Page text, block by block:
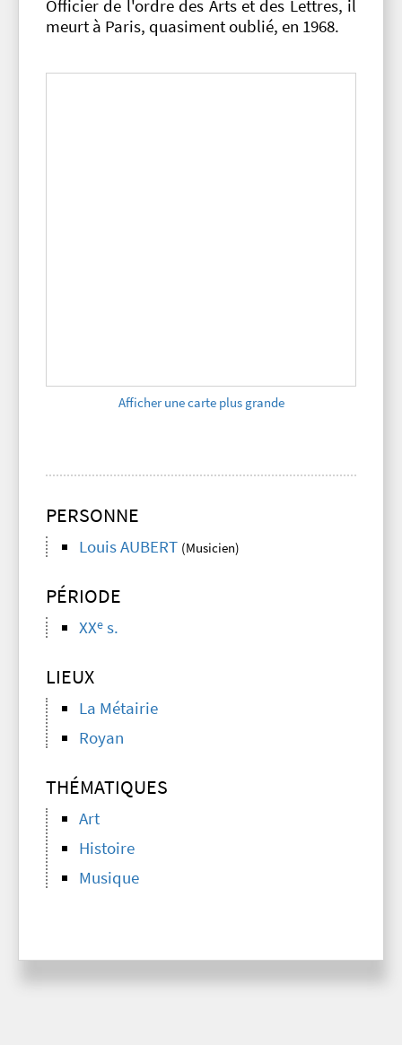
Officier de l'ordre des Arts et des Lettres, il
meurt à Paris, quasiment oublié, en 1968.
Afficher une carte plus grande
PERSONNE
Louis AUBERT (Musicien)
PÉRIODE
XXe s.
LIEUX
La Métairie
Royan
THÉMATIQUES
Art
Histoire
Musique